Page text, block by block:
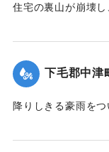
住宅の裏山が崩壊
｜固有コード:
下毛郡中津
降りしきる豪雨を
水は明治26年の水